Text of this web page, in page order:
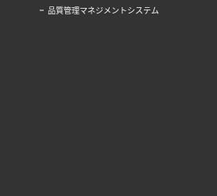
品質管理マネジメントシステム